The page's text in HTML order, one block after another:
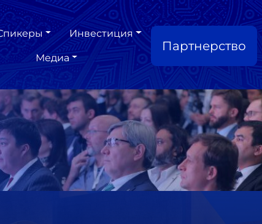
Инвестиция
Медиа
Партнерство